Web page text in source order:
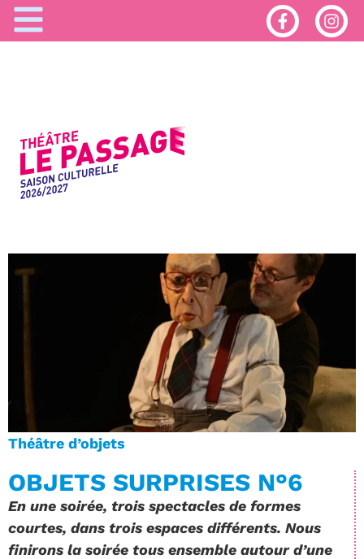
Théâtre d’objets
OBJETS SURPRISES N°6
En une soirée, trois spectacles de formes
courtes, dans trois espaces différents. Nous
finirons la soirée tous ensemble autour d’une